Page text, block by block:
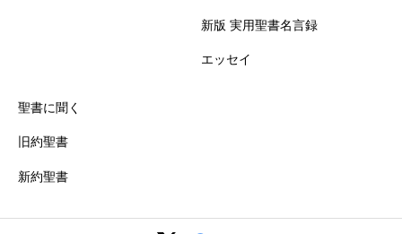
新版 実用聖書名言録
エッセイ
聖書に聞く
旧約聖書
新約聖書